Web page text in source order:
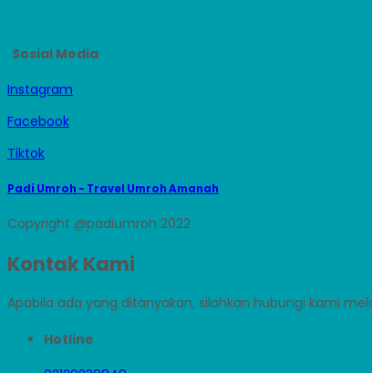
Sosial Media
Instagram
Facebook
Tiktok
Padi Umroh - Travel Umroh Amanah
Copyright @padiumroh 2022
Kontak Kami
Apabila ada yang ditanyakan, silahkan hubungi kami
Hotline